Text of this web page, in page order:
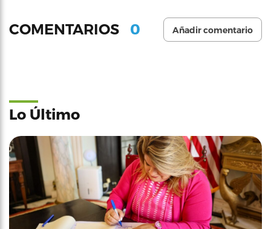
COMENTARIOS 0 Añadir comentario
Lo Último